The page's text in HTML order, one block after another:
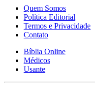
Quem Somos
Política Editorial
Termos e Privacidade
Contato
Bíblia Online
Médicos
Usante